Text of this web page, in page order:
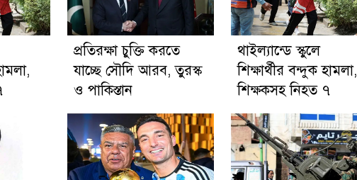
প্রতিরক্ষা চুক্তি করতে
যাচ্ছে সৌদি আরব, তুরস্ক
ও পাকিস্তান
থাইল্যান্ডে স্কুলে
শিক্ষার্থীর বন্দুক হামলা,
শিক্ষকসহ নিহত ৭